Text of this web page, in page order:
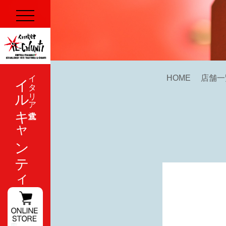
イタリア式食堂
イルキャンティ HOME 店舗